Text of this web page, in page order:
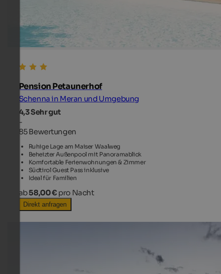
Pension Petaunerhof
Schenna in Meran und Umgebung
4,3Sehr gut
-
85 Bewertungen
Ruhige Lage am Maiser Waalweg
Beheizter Außenpool mit Panoramablick
Komfortable Ferienwohnungen & Zimmer
Südtirol Guest Pass inklusive
Ideal für Familien
ab58,00 € pro Nacht
Direkt anfragen